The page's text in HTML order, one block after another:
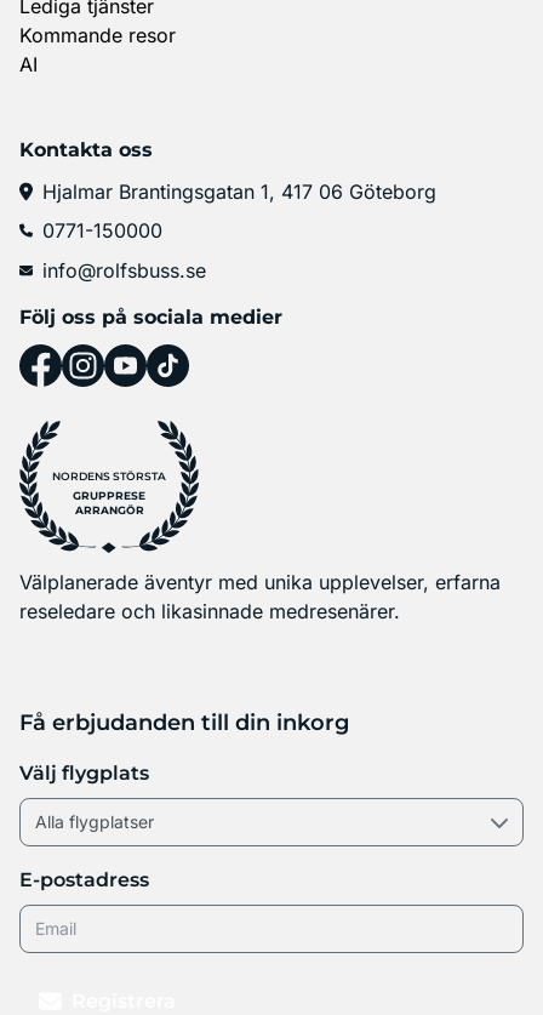
Lediga tjänster
Kommande resor
AI
Kontakta oss
Hjalmar Brantingsgatan 1, 417 06 Göteborg
0771-150000
info@rolfsbuss.se
Följ oss på sociala medier
NORDENS STÖRSTA
GRUPPRESE
ARRANGÖR
Välplanerade äventyr med unika upplevelser, erfarna
reseledare och likasinnade medresenärer.
Få erbjudanden till din inkorg
Välj flygplats
E-postadress